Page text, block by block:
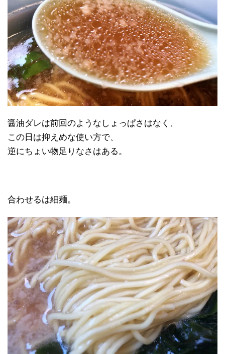
醤油ダレは前回のようなしょっぱさはなく、
この日は抑えめな使い方で、
逆にちょい物足りなさはある。
合わせるは細麺。